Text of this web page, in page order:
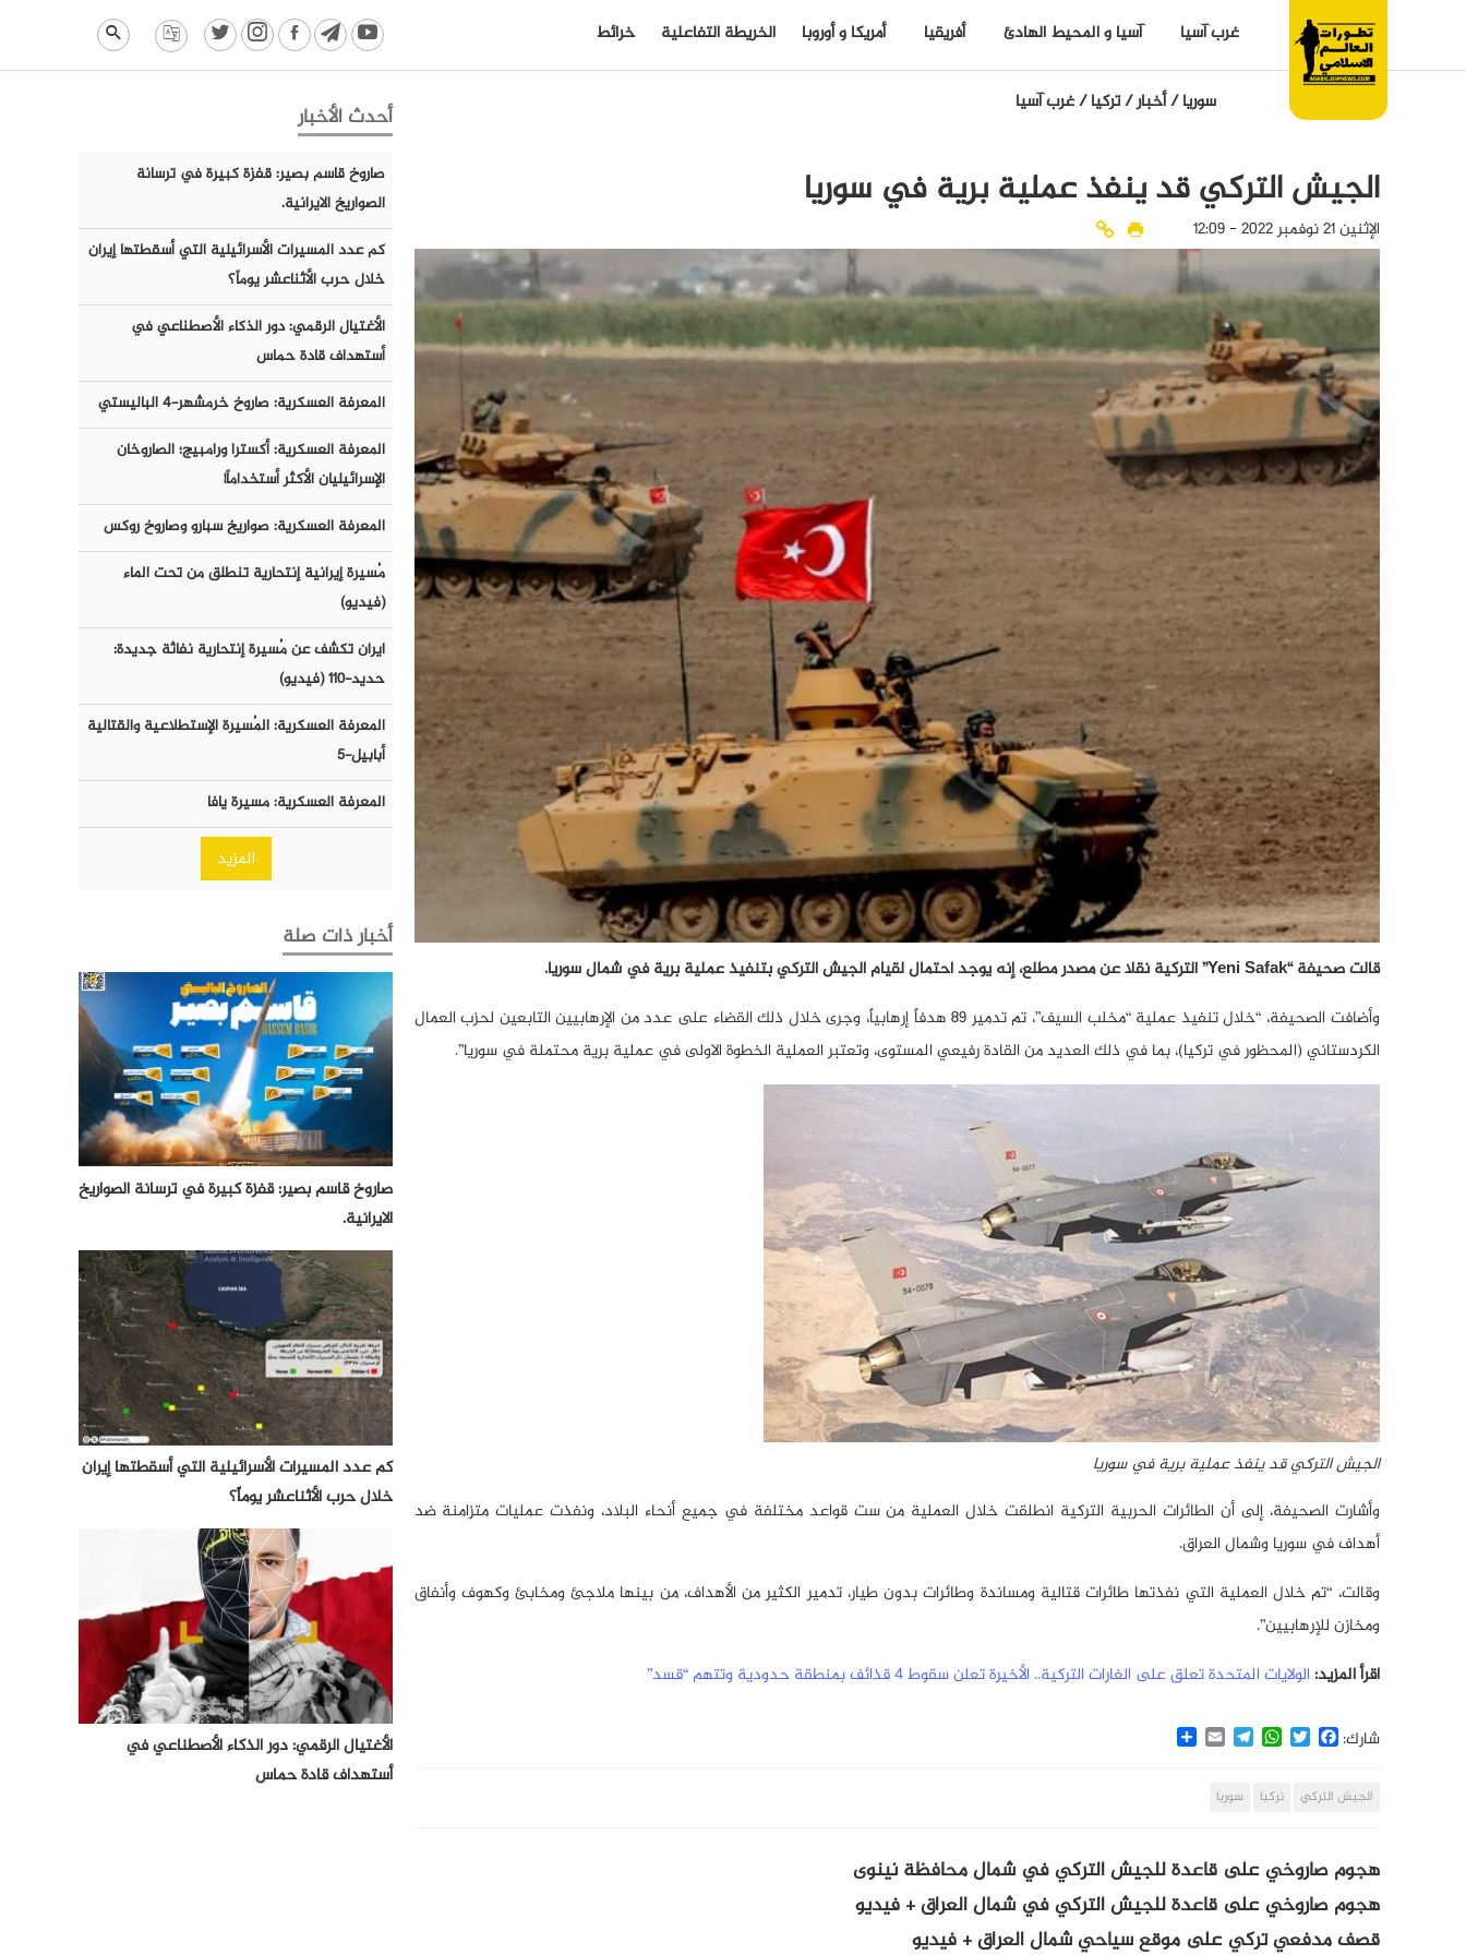
غرب آسيا آسيا و المحيط الهادئ أفريقيا أمريكا و أوروبا الخريطة التفاعلية خرائط
سوريا/أخبار/تركيا/غرب آسيا
الجيش التركي قد ينفذ عملية برية في سوريا
الإثنين 21 نوفمبر 2022 - 12:09
قالت صحيفة “Yeni Safak” التركية نقلا عن مصدر مطلع، إنه يوجد احتمال لقيام الجيش التركي بتنفيذ عملية برية في شمال سوريا.
وأضافت الصحيفة، “خلال تنفيذ عملية “مخلب السيف”، تم تدمير 89 هدفاً إرهابياً، وجرى خلال ذلك القضاء على عدد من الإرهابيين التابعين لحزب العمال
الكردستاني (المحظور في تركيا)، بما في ذلك العديد من القادة رفيعي المستوى، وتعتبر العملية الخطوة الاولى في عملية برية محتملة في سوريا”.
الجيش التركي قد ينفذ عملية برية في سوريا
وأشارت الصحيفة، إلى أن الطائرات الحربية التركية انطلقت خلال العملية من ست قواعد مختلفة في جميع أنحاء البلاد، ونفذت عمليات متزامنة ضد
أهداف في سوريا وشمال العراق.
وقالت، “تم خلال العملية التي نفذتها طائرات قتالية ومساندة وطائرات بدون طيار، تدمير الكثير من الأهداف، من بينها ملاجئ ومخابئ وكهوف وأنفاق
ومخازن للإرهابيين”.
اقرأ المزيد: الولايات المتحدة تعلق على الغارات التركية.. الأخيرة تعلن سقوط 4 قذائف بمنطقة حدودية وتتهم “قسد”
شارك: Facebook
Twitter
WhatsApp
Telegram
Email
الجيش التركي تركيا سوريا
هجوم صاروخي على قاعدة للجيش التركي في شمال محافظة نينوى
هجوم صاروخي على قاعدة للجيش التركي في شمال العراق + فيديو
قصف مدفعي تركي على موقع سياحي شمال العراق + فيديو
أحدث الأخبار
صاروخ قاسم بصير: قفزة كبيرة في ترسانة
الصواريخ الايرانية.
كم عدد المسيرات الأسرائيلية التي أسقطتها إيران
خلال حرب الأثناعشر يوماً؟
الأغتيال الرقمي: دور الذكاء الأصطناعي في
أستهداف قادة حماس
المعرفة العسكرية: صاروخ خرمشهر-٤ الباليستي
المعرفة العسكرية: أكسترا ورامبيج؛ الصاروخان
الإسرائيليان الأكثر أستخداماً!
المعرفة العسكرية: صواريخ سبارو وصاروخ روكس
مُسيرة إيرانية إنتحارية تنطلق من تحت الماء
(فيديو)
ايران تكشف عن مُسيرة إنتحارية نفاثة جديدة:
حديد-١١٠ (فيديو)
المعرفة العسكرية: المُسيرة الإستطلاعية والقتالية
أبابيل-٥
المعرفة العسكرية: مسيرة يافا
المزيد
أخبار ذات صلة
صاروخ قاسم بصير: قفزة كبيرة في ترسانة الصواريخ
الايرانية.
كم عدد المسيرات الأسرائيلية التي أسقطتها إيران
خلال حرب الأثناعشر يوماً؟
الأغتيال الرقمي: دور الذكاء الأصطناعي في
أستهداف قادة حماس